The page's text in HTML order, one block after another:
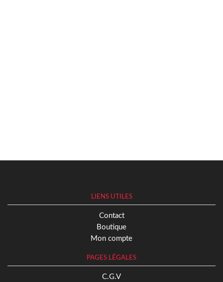
LIENS UTILES
Contact
Boutique
Mon compte
PAGES LÉGALES
C.G.V